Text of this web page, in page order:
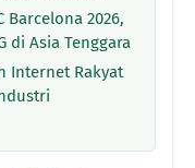
Barcelona 2026,
di Asia Tenggara
Internet Rakyat